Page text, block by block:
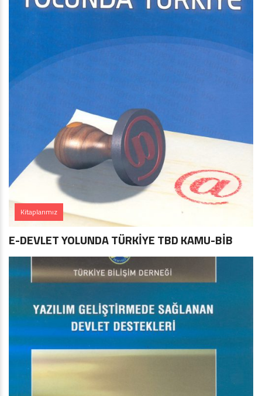
Kitaplarımız
E-DEVLET YOLUNDA TÜRKİYE TBD KAMU-BİB